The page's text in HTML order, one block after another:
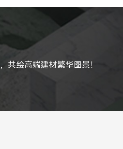
共绘高端建材繁华图景！